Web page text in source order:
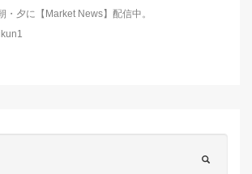
・夕に【Market News】配信中。